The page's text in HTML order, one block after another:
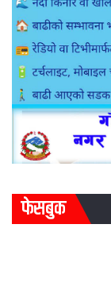
फेसबुक